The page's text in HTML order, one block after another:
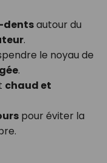
dentsautour du
.
le noyau de
.
chaud et
pour éviter la